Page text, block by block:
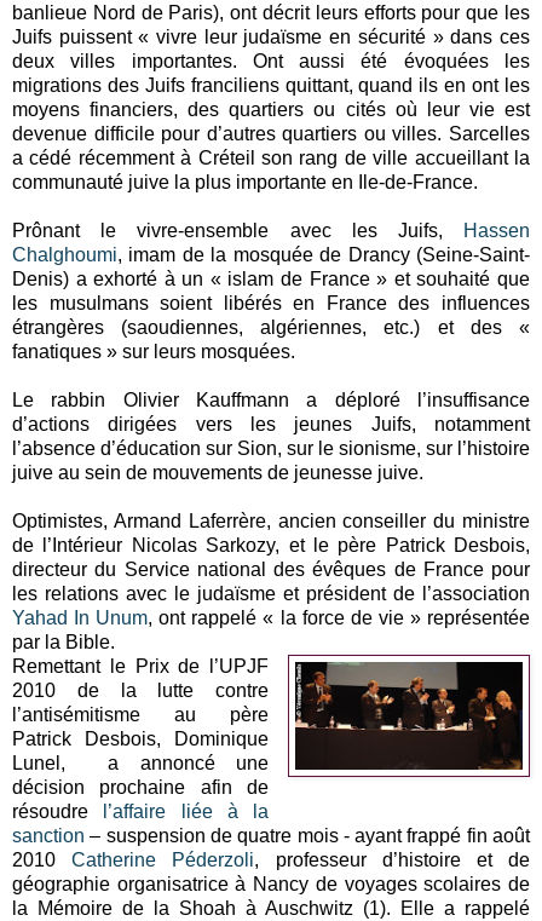
banlieue Nord de Paris), ont décrit leurs efforts pour que les
Juifs puissent « vivre leur judaïsme en sécurité » dans ces
deux villes importantes. Ont aussi été évoquées les
migrations des Juifs franciliens quittant, quand ils en ont les
moyens financiers, des quartiers ou cités où leur vie est
devenue difficile pour d’autres quartiers ou villes. Sarcelles
a cédé récemment à Créteil son rang de ville accueillant la
communauté juive la plus importante en Ile-de-France.
Prônant le vivre-ensemble avec les Juifs,
Hassen
Chalghoumi, imam de la mosquée de Drancy (Seine-Saint-
Denis) a exhorté à un « islam de France » et souhaité que
les musulmans soient libérés en France des influences
étrangères (saoudiennes, algériennes, etc.) et des «
fanatiques » sur leurs mosquées.
Le rabbin Olivier Kauffmann a déploré l’insuffisance
d’actions dirigées vers les jeunes Juifs, notamment
l’absence d’éducation sur Sion, sur le sionisme, sur l’histoire
juive au sein de mouvements de jeunesse juive.
Optimistes, Armand Laferrère, ancien conseiller du ministre
de l’Intérieur Nicolas Sarkozy, et le père Patrick Desbois,
directeur du Service national des évêques de France pour
les relations avec le judaïsme et président de l’association
Yahad In Unum, ont rappelé « la force de vie » représentée
par la Bible.
Remettant le Prix de l’UPJF
2010 de la lutte contre
l’antisémitisme au père
Patrick Desbois, Dominique
Lunel, a annoncé une
décision prochaine afin de
résoudre
l’affaire liée à la
sanction – suspension de quatre mois - ayant frappé fin août
2010Catherine Péderzoli, professeur d’histoire et de
géographie organisatrice à Nancy de voyages scolaires de
la Mémoire de la Shoah à Auschwitz (1). Elle a rappelé